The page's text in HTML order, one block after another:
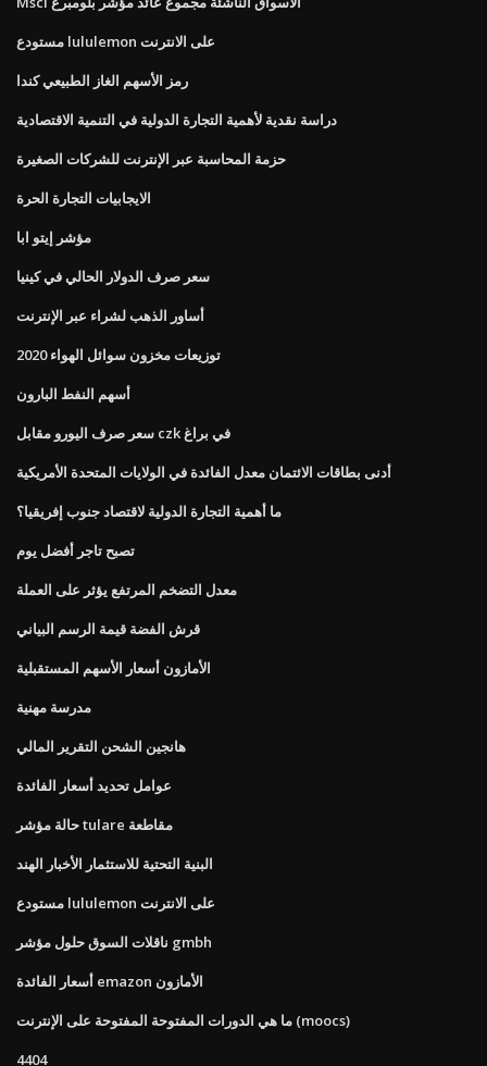
مستودع lululemon على الانترنت
رمز الأسهم الغاز الطبيعي كندا
دراسة نقدية لأهمية التجارة الدولية في التنمية الاقتصادية
حزمة المحاسبة عبر الإنترنت للشركات الصغيرة
الايجابيات التجارة الحرة
مؤشر إيتو ابا
سعر صرف الدولار الحالي في كينيا
أساور الذهب لشراء عبر الإنترنت
توزيعات مخزون سوائل الهواء 2020
أسهم النفط البارون
سعر صرف اليورو مقابل czk في براغ
أدنى بطاقات الائتمان معدل الفائدة في الولايات المتحدة الأمريكية
ما أهمية التجارة الدولية لاقتصاد جنوب إفريقيا؟
تصبح تاجر أفضل يوم
معدل التضخم المرتفع يؤثر على العملة
قرش الفضة قيمة الرسم البياني
الأمازون أسعار الأسهم المستقبلية
مدرسة مهنية
هانجين الشحن التقرير المالي
عوامل تحديد أسعار الفائدة
حالة مؤشر tulare مقاطعة
البنية التحتية للاستثمار الأخبار الهند
مستودع lululemon على الانترنت
ناقلات السوق حلول مؤشر gmbh
أسعار الفائدة emazon الأمازون
ما هي الدورات المفتوحة المفتوحة على الإنترنت (moocs)
4404